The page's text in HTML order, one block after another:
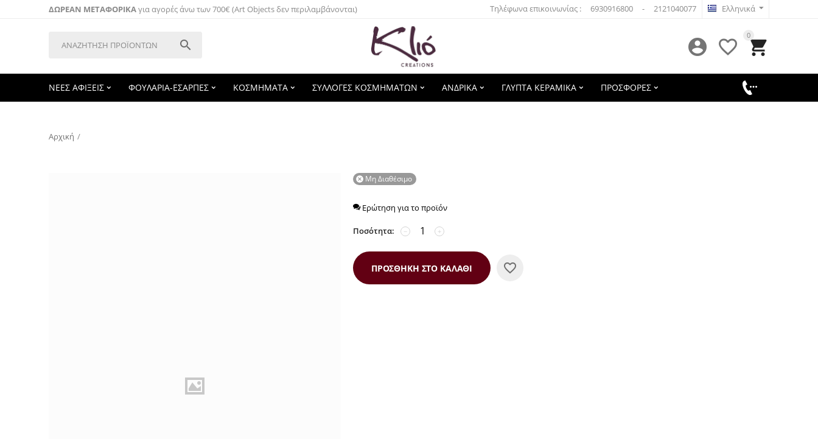
ΔΩΡΕΑΝ ΜΕΤΑΦΟΡΙΚΑγια αγορές άνω των 700€ (Art Objects δεν περιλαμβάνονται) Ελληνικά
Τηλέφωνα επικοινωνίας : 6930916800 - 2121040077

0



ΝΕΕΣ ΑΦΙΞΕΙΣ ΦΟΥΛΑΡΙΑ-ΕΣΑΡΠΕΣ ΚΟΣΜΗΜΑΤΑ ΣΥΛΛΟΓΕΣ ΚΟΣΜΗΜΑΤΩΝ ΑΝΔΡΙΚΑ ΓΛΥΠΤΑ ΚΕΡΑΜΙΚΑ ΠΡΟΣΦΟΡΕΣ
Αρχική /
Μη Διαθέσιμο

Ερώτηση για το προϊόν
Ποσότητα: +
−
ΠΡΟΣΘΉΚΗ ΣΤΟ ΚΑΛΆΘΙ